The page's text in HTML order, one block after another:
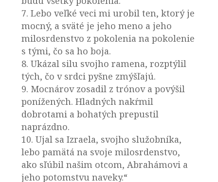
7. Lebo veľké veci mi urobil ten, ktorý je
mocný, a sväté je jeho meno a jeho
milosrdenstvo z pokolenia na pokolenie
s tými, čo sa ho boja.
8. Ukázal silu svojho ramena, rozptýlil
tých, čo v srdci pyšne zmýšľajú.
9. Mocnárov zosadil z trónov a povýšil
ponížených. Hladných nakŕmil
dobrotami a bohatých prepustil
naprázdno.
10. Ujal sa Izraela, svojho služobníka,
lebo pamätá na svoje milosrdenstvo,
ako sľúbil našim otcom, Abrahámovi a
jeho potomstvu naveky.“